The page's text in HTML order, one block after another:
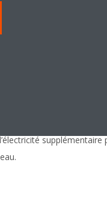
d’eau chaude vous
:
Jusqu’à 70 % de réduction
production de l’eau
Production quasi-